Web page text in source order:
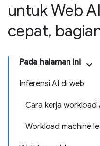
untuk Web
cepat,
Pada halaman ini
Inferensi AI di web
Cara kerja workload
Workload machine